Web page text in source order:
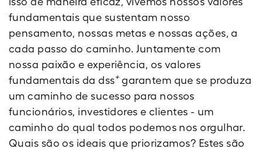
fundamentais que sustentam nosso
pensamento, nossas metas e nossas ações, a
cada passo do caminho. Juntamente com
nossa paixão e experiência, os valores
fundamentais da dss+ garantem que se produza
um caminho de sucesso para nossos
funcionários, investidores e clientes - um
caminho do qual todos podemos nos orgulhar.
Quais são os ideais que priorizamos? Estes são